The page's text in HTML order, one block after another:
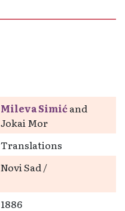
Mileva Simićand
Jokai Mor
Translations
Novi Sad /
1886